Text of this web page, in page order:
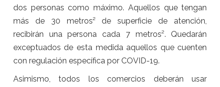
dos personas como máximo. Aquellos que tengan
más de 30 metros² de superficie de atención,
recibirán una persona cada 7 metros². Quedarán
exceptuados de esta medida aquellos que cuenten
con regulación específica por COVID-19.
Asimismo, todos los comercios deberán usar